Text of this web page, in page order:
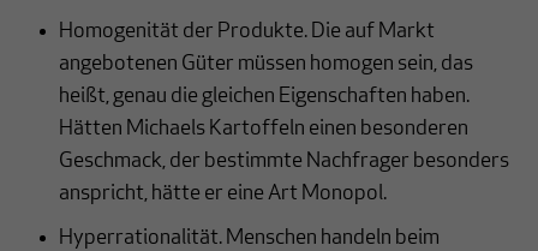
Homogenität der Produkte. Die auf Markt
angebotenen Güter müssen homogen sein, das
heißt, genau die gleichen Eigenschaften haben.
Hätten Michaels Kartoffeln einen besonderen
Geschmack, der bestimmte Nachfrager besonders
anspricht, hätte er eine Art Monopol.
Hyperrationalität. Menschen handeln beim